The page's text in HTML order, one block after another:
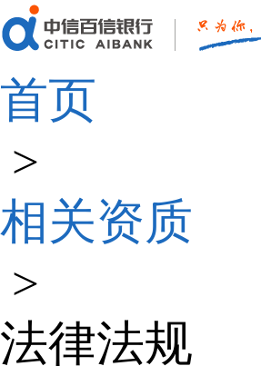
首页
>
相关资质
>
法律法规